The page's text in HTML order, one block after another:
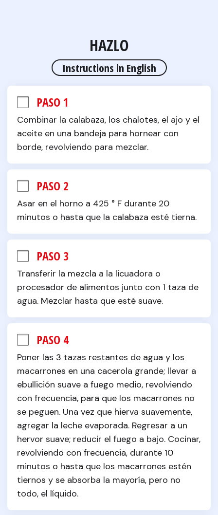
HAZLO
Instructions in English
PASO 1
Combinar la calabaza, los chalotes, el ajo y el
aceite en una bandeja para hornear con
borde, revolviendo para mezclar.
PASO 2
Asar en el horno a 425 ° F durante 20
minutos o hasta que la calabaza esté tierna.
PASO 3
Transferir la mezcla a la licuadora o
procesador de alimentos junto con 1 taza de
agua. Mezclar hasta que esté suave.
PASO 4
Poner las 3 tazas restantes de agua y los
macarrones en una cacerola grande; llevar a
ebullición suave a fuego medio, revolviendo
con frecuencia, para que los macarrones no
se peguen. Una vez que hierva suavemente,
agregar la leche evaporada. Regresar a un
hervor suave; reducir el fuego a bajo. Cocinar,
revolviendo con frecuencia, durante 10
minutos o hasta que los macarrones estén
tiernos y se absorba la mayoría, pero no
todo, el líquido.